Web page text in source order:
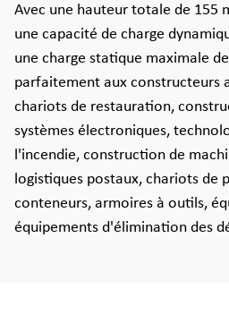
Avec une hauteur totale de 155
une capacité de charge
une charge statique maximale
parfaitement aux constructeurs
chariots de restauration,
systèmes électroniques,
l'incendie, construction de
logistiques postaux, chariots de
conteneurs, armoires à outils,
équipements d'élimination des